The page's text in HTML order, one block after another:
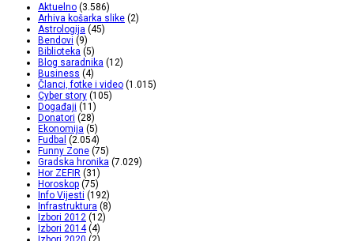
Aktuelno (3.586)
Arhiva košarka slike (2)
Astrologija (45)
Bendovi (9)
Biblioteka (5)
Blog saradnika (12)
Business (4)
Članci, fotke i video (1.015)
Cyber story (105)
Događaji (11)
Donatori (28)
Ekonomija (5)
Fudbal (2.054)
Funny Zone (75)
Gradska hronika (7.029)
Hor ZEFIR (31)
Horoskop (75)
Info Vijesti (192)
Infrastruktura (8)
Izbori 2012 (12)
Izbori 2014(4)